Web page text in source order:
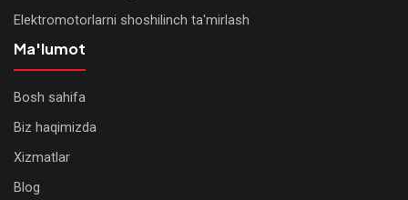
Elektromotorlarni shoshilinch ta'mirlash
Ma'lumot
Bosh sahifa
Biz haqimizda
Xizmatlar
Blog